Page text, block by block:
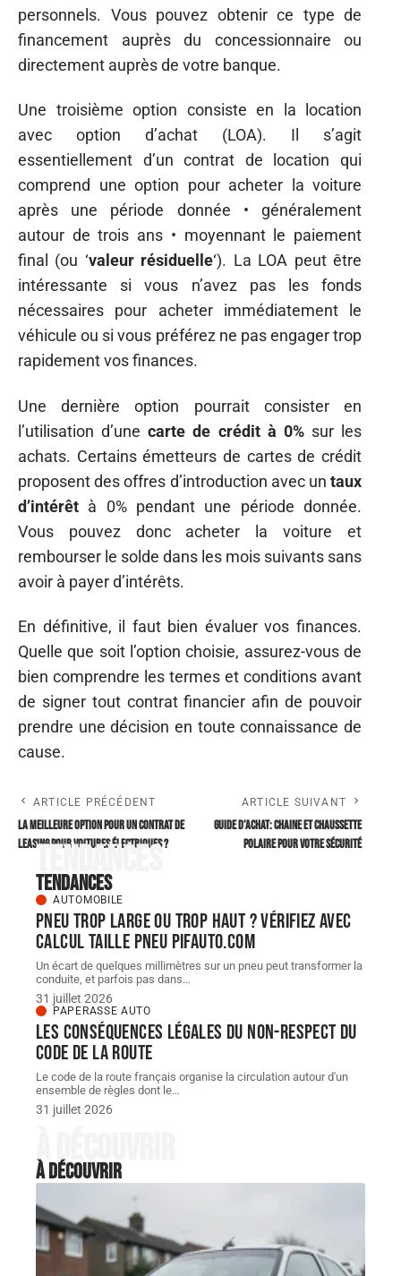
personnels. Vous pouvez obtenir ce type de
financement auprès du concessionnaire ou
directement auprès de votre banque.
Une troisième option consiste en la location
avec option d’achat (LOA). Il s’agit
essentiellement d’un contrat de location qui
comprend une option pour acheter la voiture
après une période donnée • généralement
autour de trois ans • moyennant le paiement
final (ou ‘valeur résiduelle‘). La LOA peut être
intéressante si vous n’avez pas les fonds
nécessaires pour acheter immédiatement le
véhicule ou si vous préférez ne pas engager trop
rapidement vos finances.
Une dernière option pourrait consister en
l’utilisation d’unecarte de crédit à 0%sur les
achats. Certains émetteurs de cartes de crédit
proposent des offres d’introduction avec un taux
d’intérêt à 0% pendant une période donnée.
Vous pouvez donc acheter la voiture et
rembourser le solde dans les mois suivants sans
avoir à payer d’intérêts.
En définitive, il faut bien évaluer vos finances.
Quelle que soit l’option choisie, assurez-vous de
bien comprendre les termes et conditions avant
de signer tout contrat financier afin de pouvoir
prendre une décision en toute connaissance de
cause.
ARTICLE PRÉCÉDENT
La meilleure option pour un contrat de
leasing pour voitures électriques ?
ARTICLE SUIVANT
Guide d’achat: chaine et chaussette
polaire pour votre sécurité
Tendances
Tendances
AUTOMOBILE
Pneu trop large ou trop haut ? Vérifiez avec
Calcul taille Pneu pifauto.com
Un écart de quelques millimètres sur un pneu peut transformer la
conduite, et parfois pas dans…
31 juillet 2026
PAPERASSE AUTO
Les conséquences légales du non-respect du
code de la route
Le code de la route français organise la circulation autour d'un
ensemble de règles dont le…
31 juillet 2026
À découvrir
À découvrir